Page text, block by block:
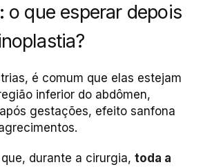
o que esperar depois
é comum que elas estejam
inferior do abdômen,
gestações, efeito sanfona
durante a cirurgia, toda a